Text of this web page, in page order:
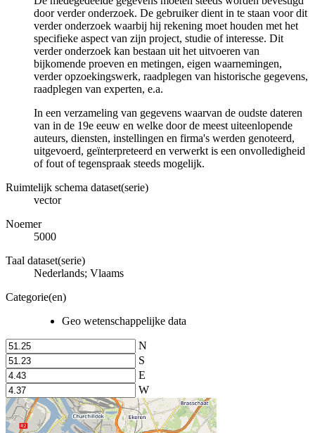
door verder onderzoek. De gebruiker dient in te staan voor dit
verder onderzoek waarbij hij rekening moet houden met het
specifieke aspect van zijn project, studie of interesse. Dit
verder onderzoek kan bestaan uit het uitvoeren van
bijkomende proeven en metingen, eigen waarnemingen,
verder opzoekingswerk, raadplegen van historische gegevens,
raadplegen van experten, e.a.
In een verzameling van gegevens waarvan de oudste dateren
van in de 19e eeuw en welke door de meest uiteenlopende
auteurs, diensten, instellingen en firma's werden genoteerd,
uitgevoerd, geïnterpreteerd en verwerkt is een onvolledigheid
of fout of tegenspraak steeds mogelijk.
Ruimtelijk schema dataset(serie)
vector
Noemer
5000
Taal dataset(serie)
Nederlands; Vlaams
Categorie(en)
Geo wetenschappelijke data
N
S
E
W